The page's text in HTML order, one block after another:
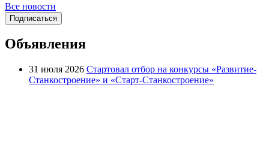
Все новости
Подписаться
Объявления
31 июля 2026 Стартовал отбор на конкурсы «Развитие-
Станкостроение» и «Старт-Станкостроение»